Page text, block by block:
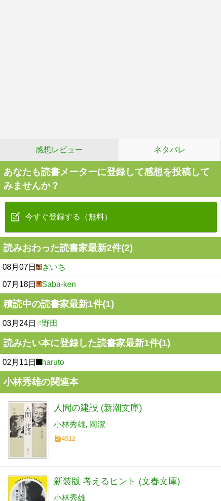
感想レビュー ネタバレ
あなたも読書メーターに登録して感想を投稿して
みませんか？
今すぐ登録する（無料）
読みおわった読書家最新2件(2)
08月07日 ぎいち
07月18日 Saba-ken
積読中の読書家最新1件(1)
03月24日 野田
読みたい本に登録した読書家最新1件(1)
02月11日 haruto
小林秀雄の関連本
人間の建設 (新潮文庫)
小林秀雄 岡潔
4512
新装版 考えるヒント (文春文庫)
小林秀雄